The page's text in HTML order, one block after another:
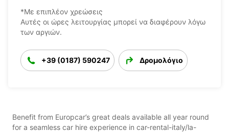
*Με επιπλέον χρεώσεις
Αυτές οι ώρες λειτουργίας μπορεί να διαφέρουν λόγω
των αργιών.
+39 (0187) 590247 Δρομολόγιο
Benefit from Europcar’s great deals available all year round
for a seamless car hire experience in car-rental-italy/la-